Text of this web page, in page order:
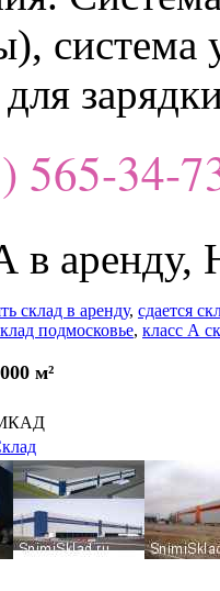
система
565-34-
в аренду,
склад в аренду, сдается
подмосковье, класс А
м²
МКАД